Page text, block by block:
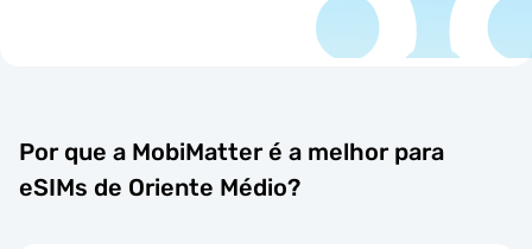
Por que a MobiMatter é a melhor para
eSIMs de Oriente Médio?